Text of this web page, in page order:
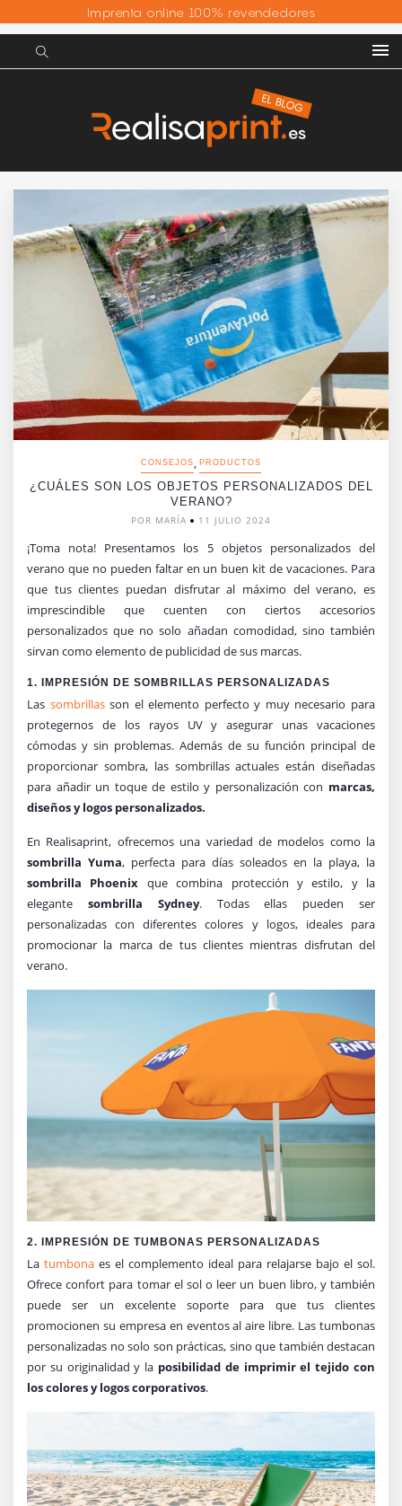
Imprenta online 100% revendedores
CONSEJOS, PRODUCTOS
¿CUÁLES SON LOS OBJETOS PERSONALIZADOS DEL
VERANO?
POR MARÍA 11 JULIO 2024
¡Toma nota! Presentamos los 5 objetos personalizados del
verano que no pueden faltar en un buen kit de vacaciones. Para
que tus clientes puedan disfrutar al máximo del verano, es
imprescindible que cuenten con ciertos accesorios
personalizados que no solo añadan comodidad, sino también
sirvan como elemento de publicidad de sus marcas.
1. IMPRESIÓN DE SOMBRILLAS PERSONALIZADAS
Las sombrillasson el elemento perfecto y muy necesario para
protegernos de los rayos UV y asegurar unas vacaciones
cómodas y sin problemas. Además de su función principal de
proporcionar sombra, las sombrillas actuales están diseñadas
para añadir un toque de estilo y personalización con marcas,
diseños y logos personalizados.
En Realisaprint, ofrecemos una variedad de modelos como la
sombrilla Yuma, perfecta para días soleados en la playa, la
sombrilla Phoenix que combina protección y estilo, y la
elegante sombrilla Sydney. Todas ellas pueden ser
personalizadas con diferentes colores y logos, ideales para
promocionar la marca de tus clientes mientras disfrutan del
verano.
2. IMPRESIÓN DE TUMBONAS PERSONALIZADAS
La tumbona es el complemento ideal para relajarse bajo el sol.
Ofrece confort para tomar el sol o leer un buen libro, y también
puede ser un excelente soporte para que tus clientes
promocionen su empresa en eventos al aire libre. Las tumbonas
personalizadas no solo son prácticas, sino que también destacan
por su originalidad y la posibilidad de imprimir el tejido con
los colores y logos corporativos.